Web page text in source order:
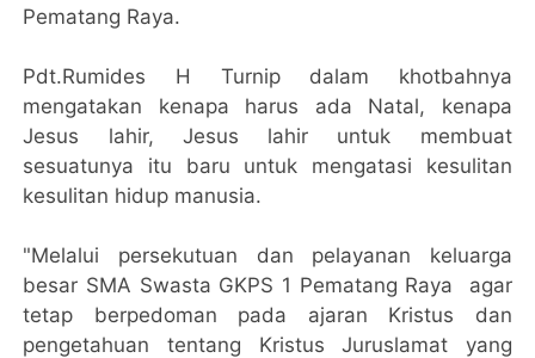
Pematang Raya.
Pdt.Rumides H Turnip dalam khotbahnya
mengatakan kenapa harus ada Natal, kenapa
Jesus lahir, Jesus lahir untuk membuat
sesuatunya itu baru untuk mengatasi kesulitan
kesulitan hidup manusia.
"Melalui persekutuan dan pelayanan keluarga
besar SMA Swasta GKPS 1 Pematang Raya agar
tetap berpedoman pada ajaran Kristus dan
pengetahuan tentang Kristus Juruslamat yang